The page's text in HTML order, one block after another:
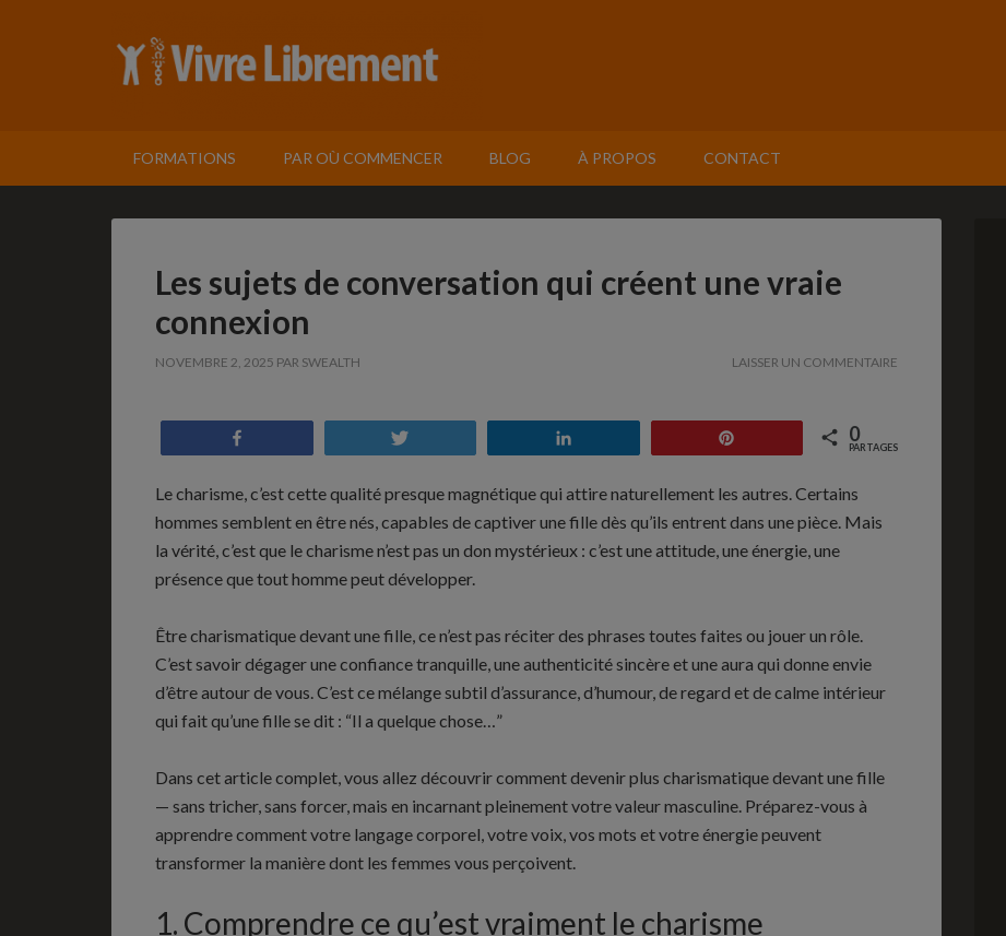
FORMATIONS PAR OÙ COMMENCER BLOG À PROPOS CONTACT
Les sujets de conversation qui créent une vraie
connexion
NOVEMBRE 2, 2025 PAR SWEALTH LAISSER UN COMMENTAIRE
Enregistrer 0
PARTAGES
Le charisme, c’est cette qualité presque magnétique qui attire naturellement les autres. Certains
hommes semblent en être nés, capables de captiver une fille dès qu’ils entrent dans une pièce. Mais
la vérité, c’est que le charisme n’est pas un don mystérieux : c’est une attitude, une énergie, une
présence que tout homme peut développer.
Être charismatique devant une fille, ce n’est pas réciter des phrases toutes faites ou jouer un rôle.
C’est savoir dégager une confiance tranquille, une authenticité sincère et une aura qui donne envie
d’être autour de vous. C’est ce mélange subtil d’assurance, d’humour, de regard et de calme intérieur
qui fait qu’une fille se dit : “Il a quelque chose…”
Dans cet article complet, vous allez découvrir comment devenir plus charismatique devant une fille
— sans tricher, sans forcer, mais en incarnant pleinement votre valeur masculine. Préparez-vous à
apprendre comment votre langage corporel, votre voix, vos mots et votre énergie peuvent
transformer la manière dont les femmes vous perçoivent.
1. Comprendre ce qu’est vraiment le charisme